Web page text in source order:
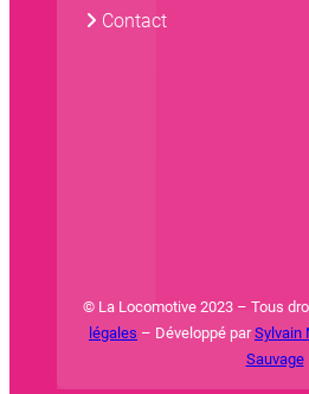
Contact
© La Locomotive 2023 – Tous
légales – Développé parSylvain
Sauvage